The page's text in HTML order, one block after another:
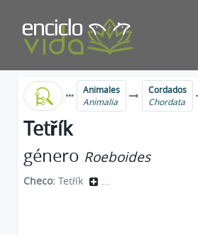
Animales
Animalia
Cordados
Chordata
Tetřík
género Roeboides
Checo: Tetřík ...